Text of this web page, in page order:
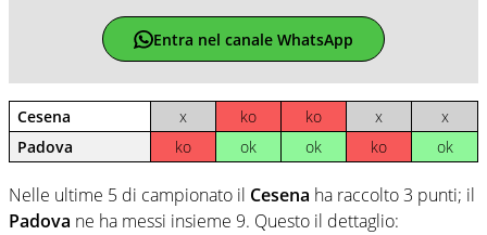
Entra nel canale WhatsApp
Cesena x ko ko x
x
Padova
ko ok ok ko ok
Nelle ultime 5 di campionato il Cesena ha raccolto 3 punti; il
Padova ne ha messi insieme 9. Questo il dettaglio: